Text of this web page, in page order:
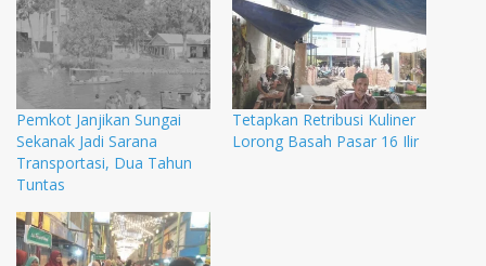
Pemkot Janjikan Sungai
Sekanak Jadi Sarana
Transportasi, Dua Tahun
Tuntas
Tetapkan Retribusi Kuliner
Lorong Basah Pasar 16 Ilir